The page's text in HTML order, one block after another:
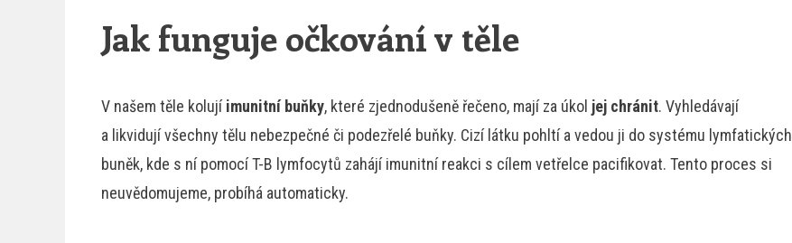
Jak funguje očkování v těle
V našem těle kolujíimunitní buňky, které zjednodušeně řečeno, mají za úkol jej chránit. Vyhledávají
a likvidují všechny tělu nebezpečné či podezřelé buňky. Cizí látku pohltí a vedou ji do systému lymfatických
buněk, kde s ní pomocí T-B lymfocytů zahájí imunitní reakci s cílem vetřelce pacifikovat. Tento proces si
neuvědomujeme, probíhá automaticky.